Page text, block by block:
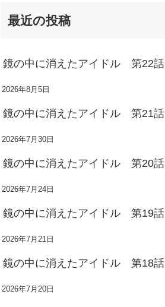
最近の投稿
鏡の中に消えたアイドル 第22話
2026年8月5日
鏡の中に消えたアイドル 第21話
2026年7月30日
鏡の中に消えたアイドル 第20話
2026年7月24日
鏡の中に消えたアイドル 第19話
2026年7月21日
鏡の中に消えたアイドル 第18話
2026年7月20日